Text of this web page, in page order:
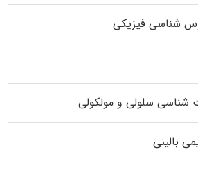
شناسی فیزیکی
شناسی سلولی و مولکولی
بالینی